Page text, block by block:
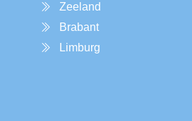
Zeeland
Brabant
Limburg